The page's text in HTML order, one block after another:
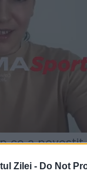
Zilei - Do Not
ce a
acum